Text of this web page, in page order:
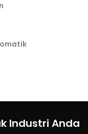
Industri Anda